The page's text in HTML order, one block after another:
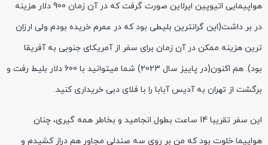
هواپیمایی اتیوپین ایرلاین صورت گرفت که در آن زمان 900 دلار هزینه
در بر داشت(این گرانترین بلیطی بود که در عمرم خریده بودم ولی ارزان
ترین هزینه ممکن در آن زمان برای سفر از آمریکای جنوبی به آفریقا
بود). هم اکنون(در پاییز سال 2023) شما میتوانید با 600 دلار بلیط رفت و
برگشت از تهران به آدیس آبابا را با فلای دبی خریداری کنید.
این سفر تقریبا 14 ساعت بطول انجامید و بخاطر همه گیری، چنان
هواپیما خلوت بود که من بر روی سه صندلی مجاور هم دراز کشیدم و